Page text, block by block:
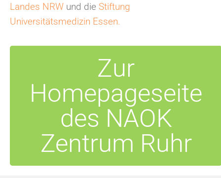
Landes NRW und die Stiftung
Universitätsmedizin Essen.
Zur
Homepageseite
des NAOK
Zentrum Ruhr